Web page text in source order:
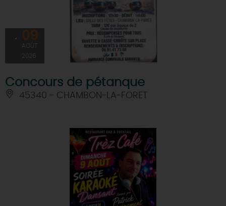
DEMAIN
CE WEEK-END
CETTE SEMAINE
TOUT L'AGENDA
09
AOÛT
2026
Concours de pétanque
45340 - CHAMBON-LA-FORET